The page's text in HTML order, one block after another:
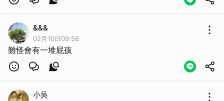
&&&
02月10日09:58
難怪會有一堆屁孩
小吳